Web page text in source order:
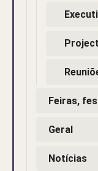
Feiras,
Geral
Notícias